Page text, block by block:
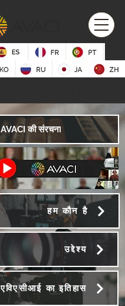
AVACI की संरचना
हम कौन है
उद्देश्य
एविएसीआई का इतिहास